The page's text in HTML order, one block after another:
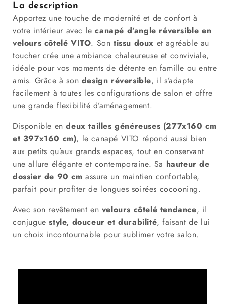
La description
Apportez une touche de modernité et de confort à
votre intérieur avec lecanapé d’angle réversible en
velours côtelé VITO. Sontissu doux et agréable au
toucher crée une ambiance chaleureuse et conviviale,
idéale pour vos moments de détente en famille ou entre
amis. Grâce à son design réversible, il s’adapte
facilement à toutes les configurations de salon et offre
une grande flexibilité d’aménagement.
Disponible endeux tailles généreuses (277x160 cm
et 397x160 cm), le canapé VITO répond aussi bien
aux petits qu’aux grands espaces, tout en conservant
une allure élégante et contemporaine. Sa hauteur de
dossier de 90 cm assure un maintien confortable,
parfait pour profiter de longues soirées cocooning.
Avec son revêtement en velours côtelé tendance, il
conjuguestyle, douceur et durabilité, faisant de lui
un choix incontournable pour sublimer votre salon.